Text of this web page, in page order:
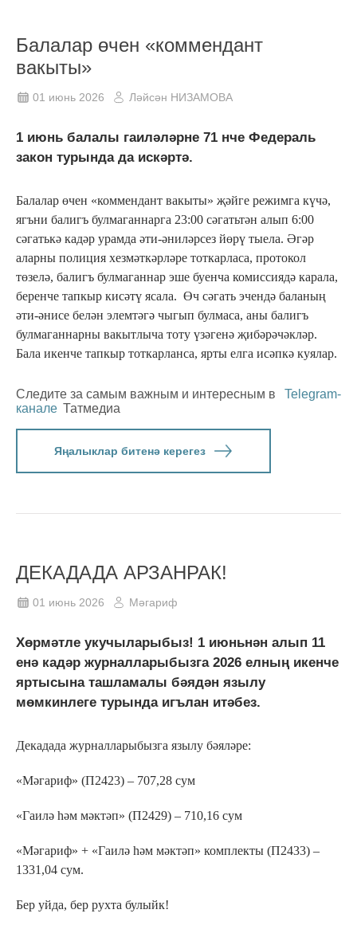
Балалар өчен «коммендант
вакыты»
01 июнь 2026 Ләйсән НИЗАМОВА
1 июнь балалы гаиләләрне 71 нче Федераль
закон турында да искәртә.
Балалар өчен «коммендант вакыты» җәйге режимга күчә,
ягъни балигъ булмаганнарга 23:00 сәгатьтән алып 6:00
сәгатькә кадәр урамда әти-әниләрсез йөрү тыела. Әгәр
аларны полиция хезмәткәрләре тоткарласа, протокол
төзелә, балигъ булмаганнар эше буенча комиссиядә карала,
беренче тапкыр кисәтү ясала. Өч сәгать эчендә баланың
әти-әнисе белән элемтәгә чыгып булмаса, аны балигъ
булмаганнарны вакытлыча тоту үзәгенә җибәрәчәкләр.
Бала икенче тапкыр тоткарланса, ярты елга исәпкә куялар.
Следите за самым важным и интересным в
Telegram-
канале Татмедиа
Яңалыклар битенә керегез
ДЕКАДАДА АРЗАНРАК!
01 июнь 2026 Мәгариф
Хөрмәтле укучыларыбыз! 1 июньнән алып 11
енә кадәр журналларыбызга 2026 елның икенче
яртысына ташламалы бәядән язылу
мөмкинлеге турында игълан итәбез.
Декадада журналларыбызга язылу бәяләре:
«Мәгариф» (П2423) – 707,28 сум
«Гаилә һәм мәктәп» (П2429) – 710,16 сум
«Мәгариф» + «Гаилә һәм мәктәп» комплекты (П2433) –
1331,04 сум.
Бер уйда, бер рухта булыйк!